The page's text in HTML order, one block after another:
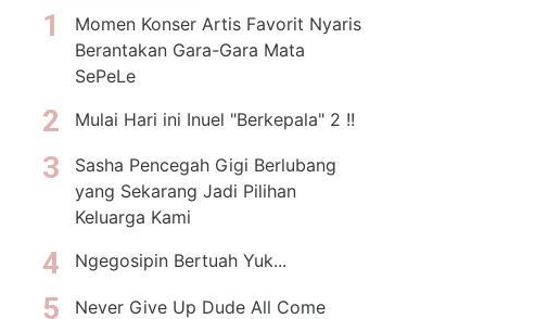
Momen Konser Artis Favorit Nyaris
Berantakan Gara-Gara Mata
SePeLe
Mulai Hari ini Inuel "Berkepala" 2 !!
Sasha Pencegah Gigi Berlubang
yang Sekarang Jadi Pilihan
Keluarga Kami
Ngegosipin Bertuah Yuk...
Never Give Up Dude All Come